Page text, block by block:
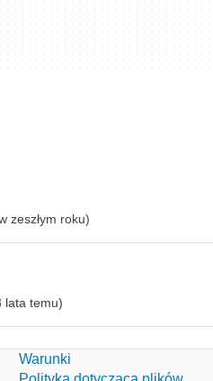
zeszłym roku)
lata temu)
Warunki